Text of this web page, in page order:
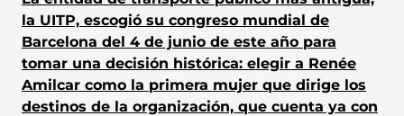
la UITP, escogió su congreso mundial de
Barcelona del 4 de junio de este año para
tomar una decisión histórica: elegir a Renée
Amilcar como la primera mujer que dirige los
destinos de la organización, que cuenta ya con